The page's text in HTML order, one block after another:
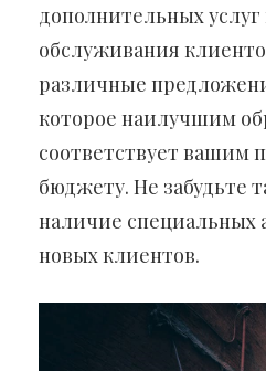
дополнительных услуг
обслуживания
различные
которое наилучшим
соответствует вашим
бюджету. Не забудьте
наличие специальных
новых клиентов.